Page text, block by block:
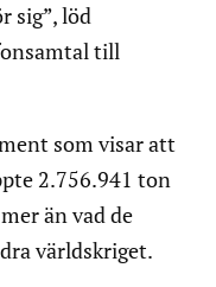
sig”, löd
till
som visar att
2.756.941 ton
än vad de
världskriget.